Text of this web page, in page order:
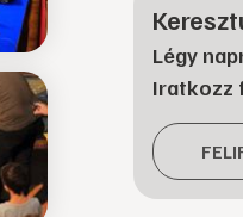
Légy
Iratkozz